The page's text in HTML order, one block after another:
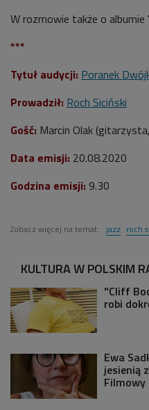
W rozmowie także o albumie
***
Tytuł audycji: Poranek
Prowadził: Roch Siciński
Gość: Marcin Olak
Data emisji: 20.08.2020
Godzina emisji: 9.30
Zobacz więcej na temat: jazz roch
KULTURA W POLSKIM
"Cliff
robi
Ewa
jesienią
Filmowy